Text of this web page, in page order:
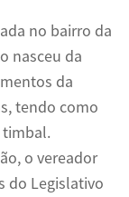
no bairro da
nasceu da
da
tendo como
timbal.
o vereador
do Legislativo